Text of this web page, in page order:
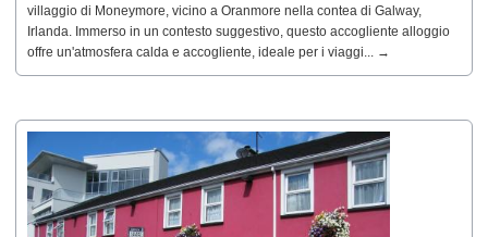
villaggio di Moneymore, vicino a Oranmore nella contea di Galway,
Irlanda. Immerso in un contesto suggestivo, questo accogliente alloggio
offre un'atmosfera calda e accogliente, ideale per i viaggi... →